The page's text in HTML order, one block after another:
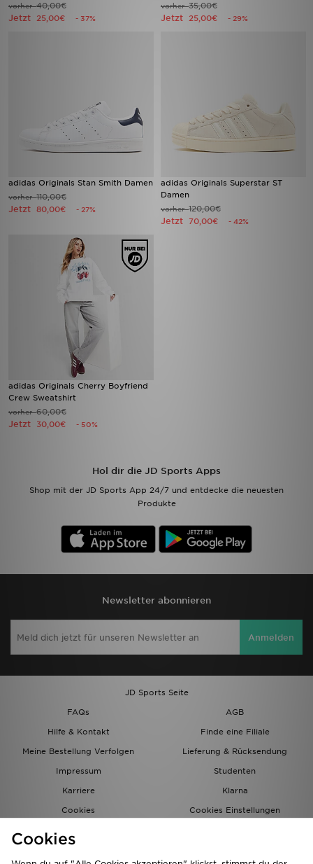
vorher40,00€
Jetzt 25,00€ - 37%
vorher35,00€
Jetzt 25,00€ - 29%
adidas Originals Stan Smith Damen
vorher110,00€
Jetzt 80,00€ - 27%
adidas Originals Superstar ST
Damen
vorher120,00€
Jetzt 70,00€ - 42%
adidas Originals Cherry Boyfriend
Crew Sweatshirt
vorher60,00€
Jetzt 30,00€ - 50%
Hol dir die JD Sports Apps
Shop mit der JD Sports App 24/7 und entdecke die neuesten
Produkte
Newsletter abonnieren
Anmelden
JD Sports Seite
FAQs
AGB
Hilfe & Kontakt
Finde eine Filiale
Meine Bestellung Verfolgen
Lieferung & Rücksendung
Impressum
Studenten
Karriere
Klarna
Cookies
Cookies Einstellungen
Cookies